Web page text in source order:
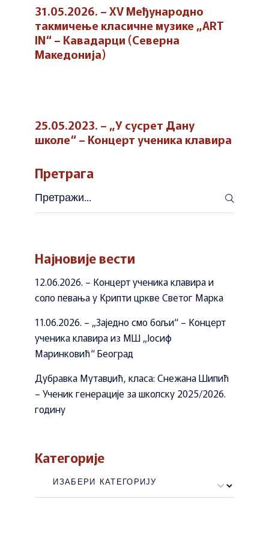
31.05.2026. – XV Међународно
такмичење класичне музике „ART
IN“ – Кавадарци (Северна
Македонија)
25.05.2023. – „У сусрет Дану
школе“ – Концерт ученика клавира
Претрага
Претражи
Најновије вести
12.06.2026. – Концерт ученика клавира и
соло певања у Крипти цркве Светог Марка
11.06.2026. – „Заједно смо бољи“ – Концерт
ученика клавира из МШ „Јосиф
Маринковић“ Београд
Дубравка Мутавџић, класа: Снежана Шипић
– Ученик генерације за школску 2025/2026.
годину
Категорије
Категорије